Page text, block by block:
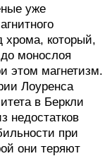
уже
хрома, который,
монослоя
этом магнетизм.
Лоуренса
в Беркли
недостатков
при
они теряют